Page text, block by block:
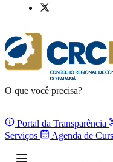
O que você precisa?
Portal da Transparência
Serviços
Agenda de